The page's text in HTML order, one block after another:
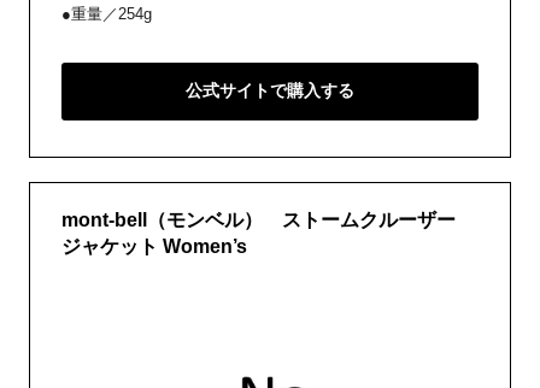
●重量／254g
公式サイトで購入する
mont-bell（モンベル） ストームクルーザー
ジャケット Women’s